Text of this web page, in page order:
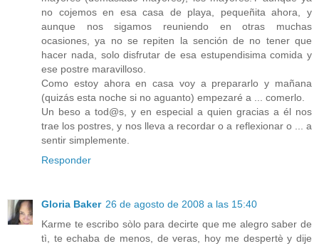
no cojemos en esa casa de playa, pequeñita ahora, y
aunque nos sigamos reuniendo en otras muchas
ocasiones, ya no se repiten la sención de no tener que
hacer nada, solo disfrutar de esa estupendisima comida y
ese postre maravilloso.
Como estoy ahora en casa voy a prepararlo y mañana
(quizás esta noche si no aguanto) empezaré a ... comerlo.
Un beso a tod@s, y en especial a quien gracias a él nos
trae los postres, y nos lleva a recordar o a reflexionar o ... a
sentir simplemente.
Responder
Gloria Baker 26 de agosto de 2008 a las 15:40
Karme te escribo sòlo para decirte que me alegro saber de
tì, te echaba de menos, de veras, hoy me despertè y dije